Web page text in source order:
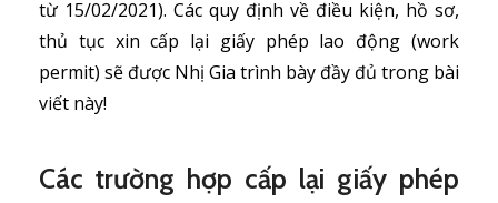
từ 15/02/2021). Các quy định về điều kiện, hồ sơ,
thủ tục xin cấp lại giấy phép lao động (work
permit) sẽ được Nhị Gia trình bày đầy đủ trong bài
viết này!
Các trường hợp cấp lại giấy phép